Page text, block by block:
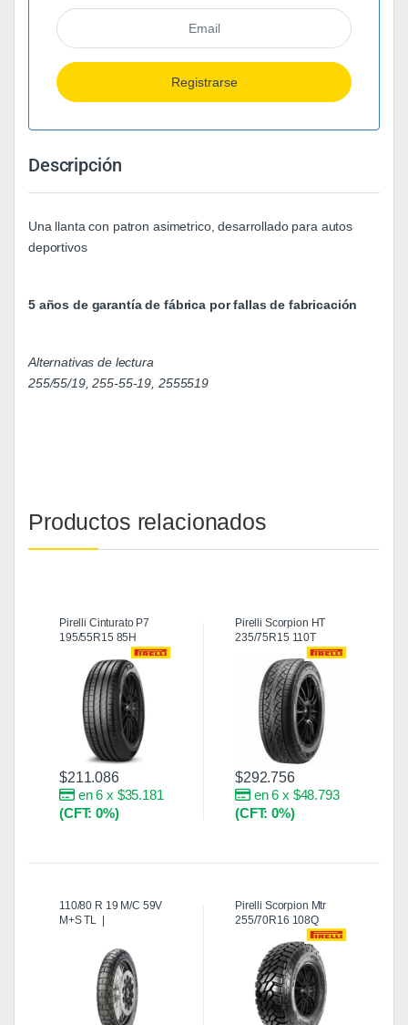
Descripción
Una llanta con patron asimetrico, desarrollado para autos
deportivos
5 años de garantía de fábrica por fallas de fabricación
Alternativas de lectura
255/55/19, 255-55-19, 2555519
Productos relacionados
Pirelli Cinturato P7
195/55R15 85H
$211.086
en 6 x $35.181
(CFT: 0%)
Pirelli Scorpion HT
235/75R15 110T
$292.756
en 6 x $48.793
(CFT: 0%)
110/80 R 19 M/C 59V
M+S TL |
STR [Delantera]
Pirelli Scorpion Mtr
255/70R16 108Q